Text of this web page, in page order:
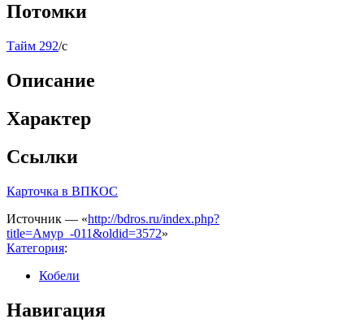
Потомки
Тайм 292/с
Описание
Характер
Ссылки
Карточка в ВПКОС
Источник — «http://bdros.ru/index.php?
title=Амур_-011&oldid=3572»
Категория:
Кобели
Навигация